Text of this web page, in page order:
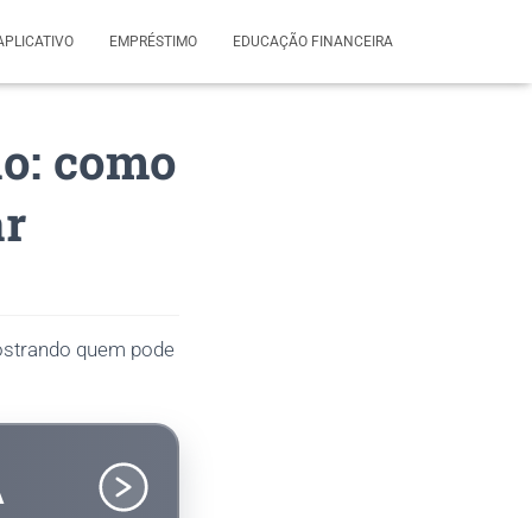
EMPRÉSTIMO EDUCAÇÃO FINANCEIRA
como
quem pode